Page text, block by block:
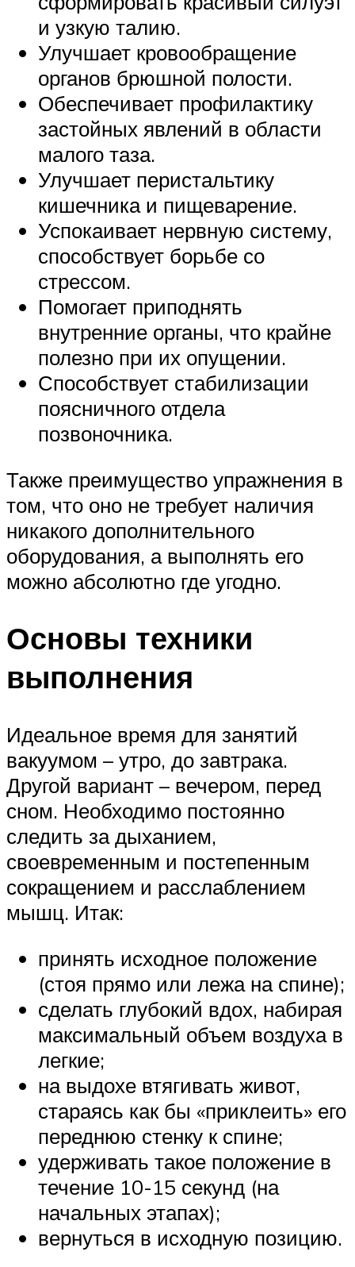
и узкую талию.
Улучшает кровообращение
органов брюшной полости.
Обеспечивает профилактику
застойных явлений в области
малого таза.
Улучшает перистальтику
кишечника и пищеварение.
Успокаивает нервную систему,
способствует борьбе со
стрессом.
Помогает приподнять
внутренние органы, что крайне
полезно при их опущении.
Способствует стабилизации
поясничного отдела
позвоночника.
Также преимущество упражнения в
том, что оно не требует наличия
никакого дополнительного
оборудования, а выполнять его
можно абсолютно где угодно.
Основы техники
выполнения
Идеальное время для занятий
вакуумом – утро, до завтрака.
Другой вариант – вечером, перед
сном. Необходимо постоянно
следить за дыханием,
своевременным и постепенным
сокращением и расслаблением
мышц. Итак:
принять исходное положение
(стоя прямо или лежа на спине);
сделать глубокий вдох, набирая
максимальный объем воздуха в
легкие;
на выдохе втягивать живот,
стараясь как бы «приклеить» его
переднюю стенку к спине;
удерживать такое положение в
течение 10-15 секунд (на
начальных этапах);
вернуться в исходную позицию.